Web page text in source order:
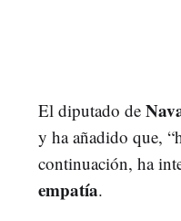
El diputado de
y ha añadido que,
continuación, ha
empatía.